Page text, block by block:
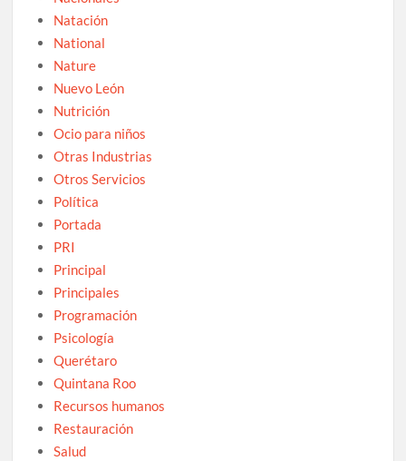
Natación
National
Nature
Nuevo León
Nutrición
Ocio para niños
Otras Industrias
Otros Servicios
Política
Portada
PRI
Principal
Principales
Programación
Psicología
Querétaro
Quintana Roo
Recursos humanos
Restauración
Salud